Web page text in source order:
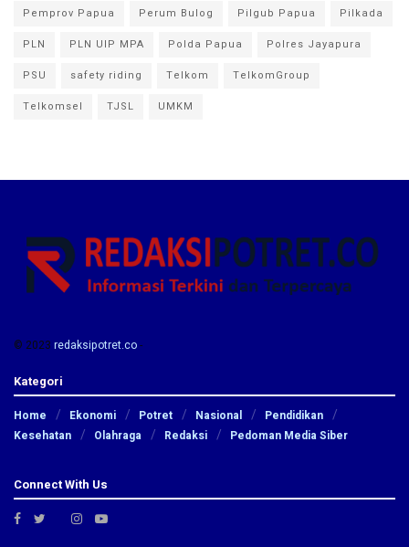
Pemprov Papua
Perum Bulog Pilgub Papua
Pilkada
PLN
PLN UIP MPA Polda Papua
Polres Jayapura
PSU
safety riding Telkom
TelkomGroup
Telkomsel
TJSL UMKM
© 2023 redaksipotret.co-
Kategori
Home Ekonomi Potret Nasional
Pendidikan
Kesehatan
Olahraga Redaksi Pedoman Media Siber
Connect With Us